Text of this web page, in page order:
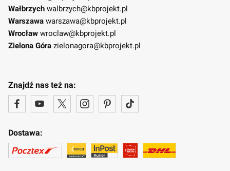
Wałbrzych walbrzych@kbprojekt.pl
Warszawa warszawa@kbprojekt.pl
Wrocław wroclaw@kbprojekt.pl
Zielona Góra zielonagora@kbprojekt.pl
Znajdź nas też na:
Dostawa: